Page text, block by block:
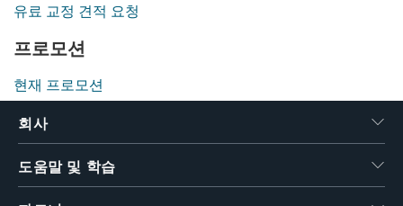
유료 교정 견적 요청
프로모션
현재 프로모션
회사
도움말 및 학습